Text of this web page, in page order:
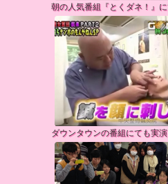
朝の人気番組『とくダネ！』
ダウンタウンの番組にても実演